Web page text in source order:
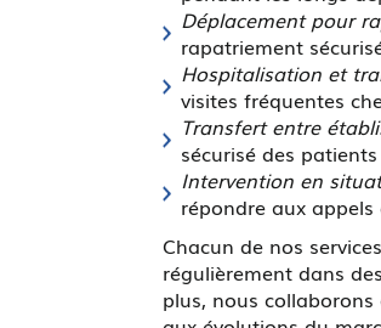
Déplacement pour
rapatriement
Hospitalisation et
visites fréquentes
Transfert entre
sécurisé des
Intervention en
répondre aux
Chacun de nos
régulièrement dans
plus, nous